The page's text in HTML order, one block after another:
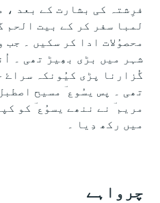
فرِشتہ کی بشارت کے بعد ،
لمبا سفر کر کے بیت الحم
محصوُلات ادا کر سکیں ۔
شہر میں بڑی بھِیڑ تھی ۔
گُزارنا پڑی کیُونکہ سراۓ
تھی ۔ پس یسُوع ؔ مسیح
مریم ؔ نے ننھے یسوُع ؔ کو
میں رکھ دِیا ۔
چرواہے